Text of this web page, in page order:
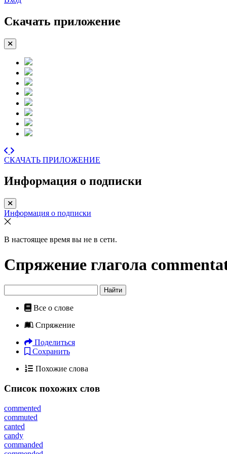
Скачать приложение
СКАЧАТЬ ПРИЛОЖЕНИЕ
Информация о подписки
Информация о подписки
В настоящее время вы не в сети.
Спряжение глагола
Найти
Все о слове
Спряжение
Поделиться
Сохранить
Похожие слова
Список похожих слов
commented
commuted
canted
candy
commanded